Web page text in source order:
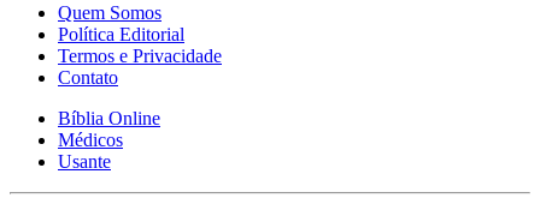
Quem Somos
Política Editorial
Termos e Privacidade
Contato
Bíblia Online
Médicos
Usante